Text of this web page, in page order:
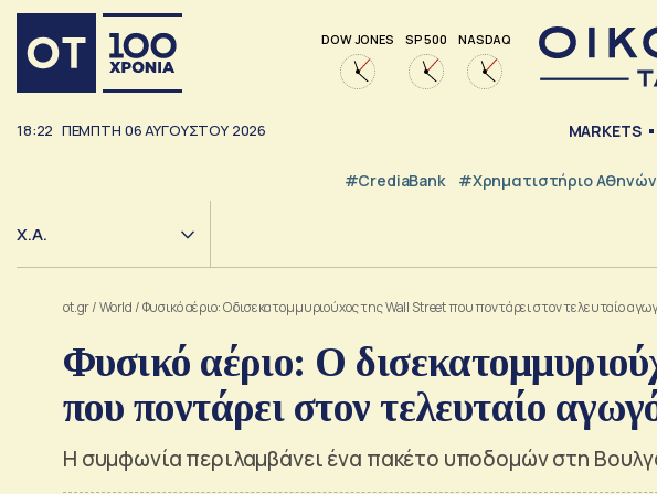
DOW JONES SP 500 NASDAQ
18:22 ΠΕΜΠΤΗ 06ΑΥΓΟΥΣΤΟΥ 2026 MARKETS
#CrediaBank #Χρηματιστήριο Αθηνών
Χ.Α.
ot.gr/World /Φυσικό αέριο: Ο δισεκατομμυριούχος της Wall Street που ποντάρει στον τελευταίο
Φυσικό αέριο: Ο
που ποντάρει στον τελευταίο
Η συμφωνία περιλαμβάνει ένα πακέτο υποδομών στη